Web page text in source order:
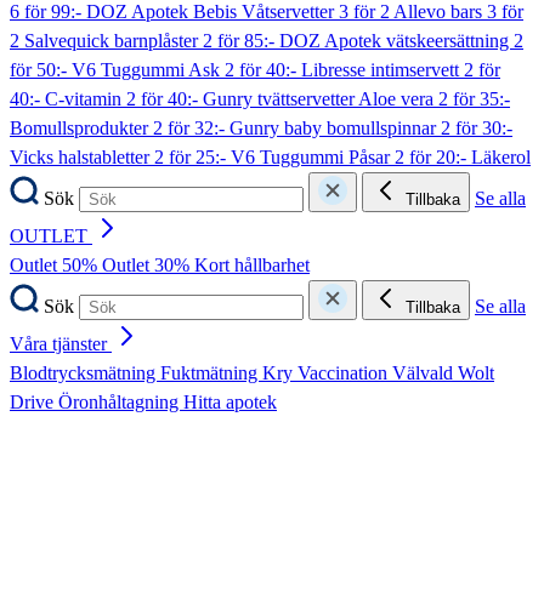
6 för 99:- DOZ Apotek Bebis Våtservetter3 för 2 Allevo bars 3 för
2 Salvequick barnplåster2 för 85:- DOZ Apotek vätskeersättning 2
för 50:- V6 Tuggummi Ask 2 för 40:- Libresse intimservett2 för
40:- C-vitamin 2 för 40:- Gunry tvättservetter Aloe vera 2 för 35:-
Bomullsprodukter2 för 32:- Gunry baby bomullspinnar2 för 30:-
Vicks halstabletter2 för 25:- V6 Tuggummi Påsar2 för 20:- Läkerol
Sök
Tillbaka
Se alla
OUTLET
Outlet 50% Outlet 30% Kort hållbarhet
Sök
Tillbaka
Se alla
Våra tjänster
Blodtrycksmätning Fuktmätning Kry Vaccination Välvald Wolt
Drive Öronhåltagning Hitta apotek